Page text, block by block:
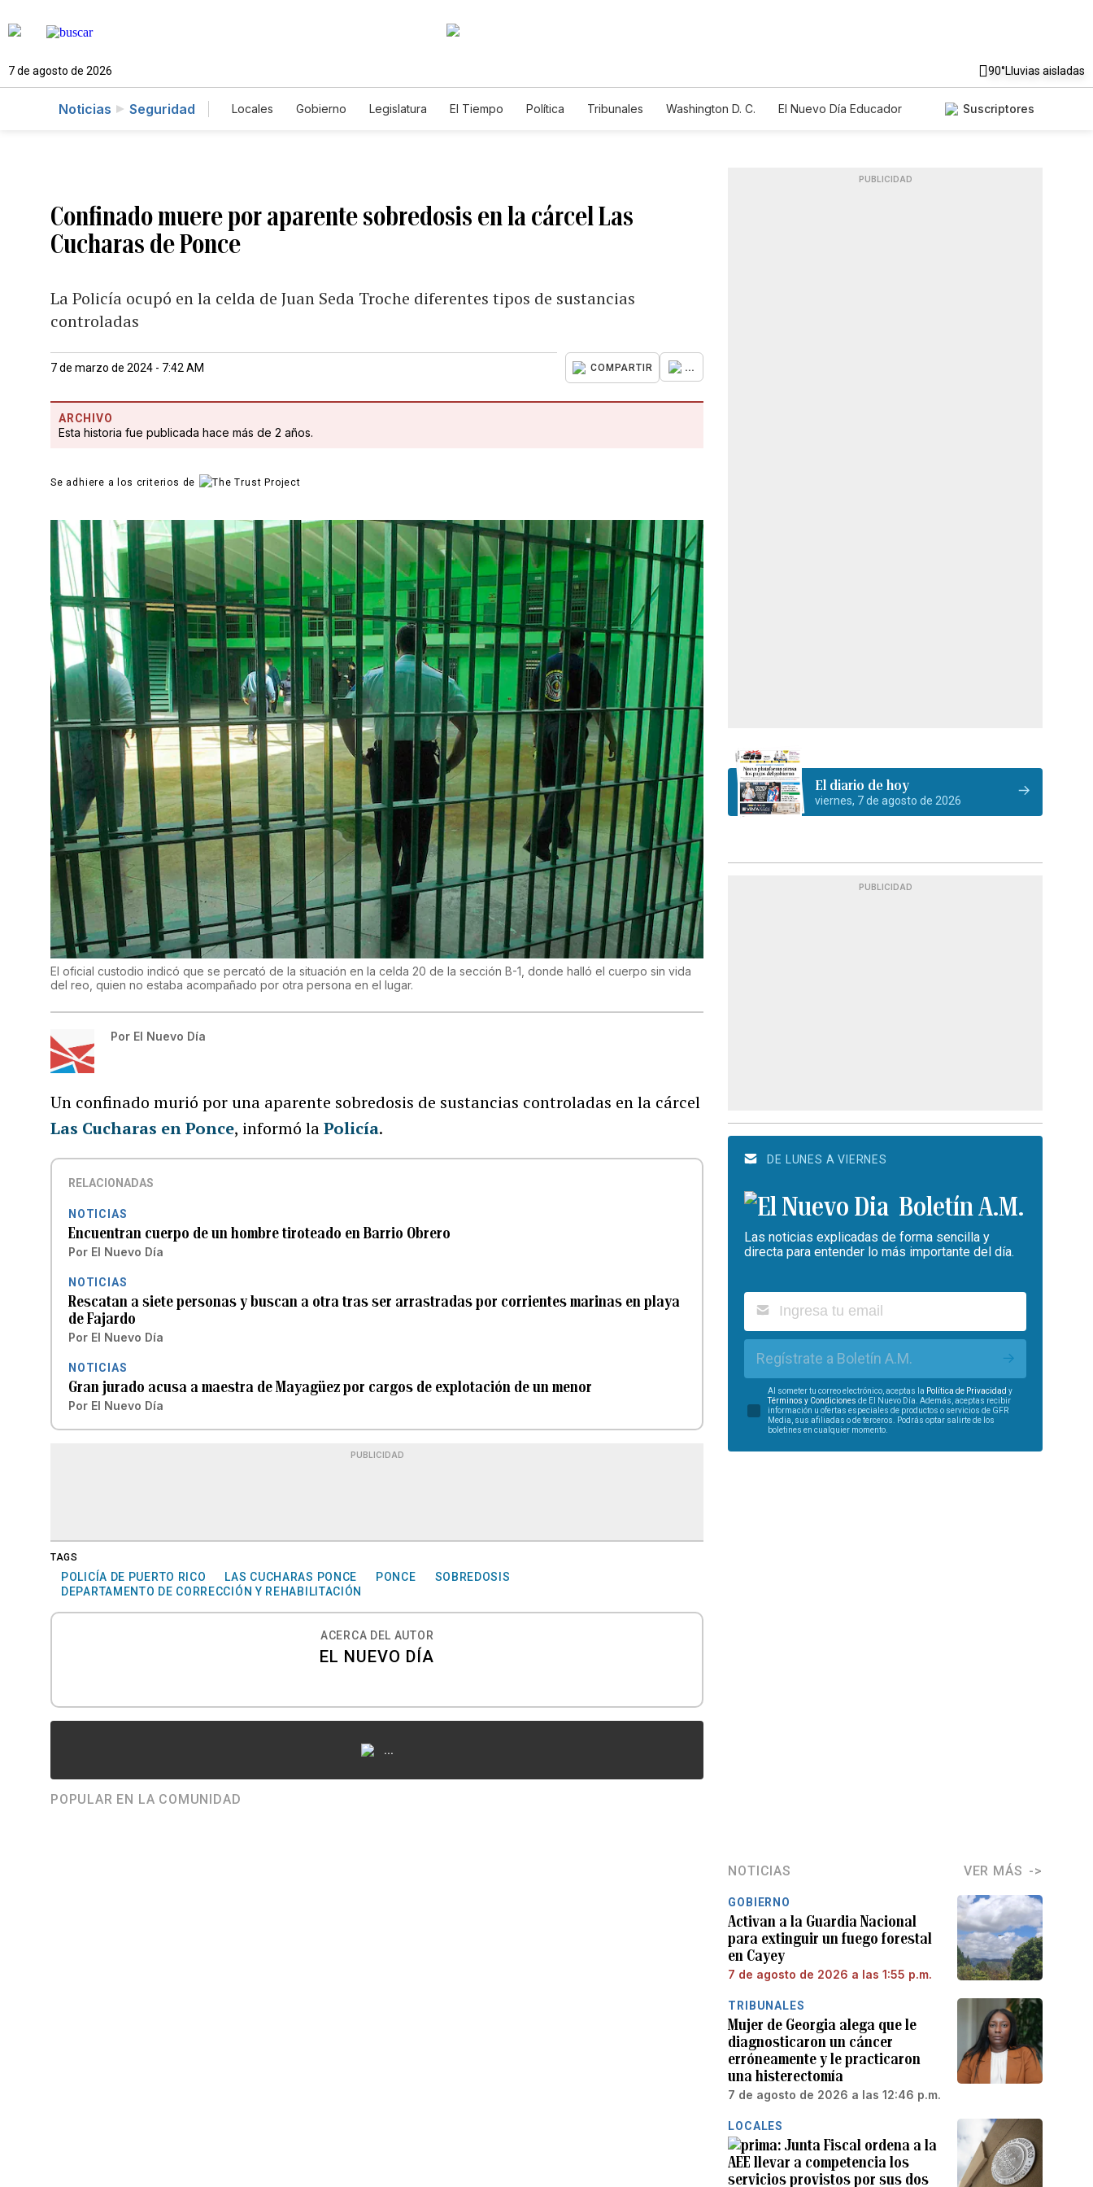
7 de agosto de 2026 90°Lluvias aisladas
Noticias Seguridad Locales Gobierno Legislatura El Tiempo Política Tribunales Washington D. C.
El Nuevo Día Educador
Suscriptores
Confinado muere por aparente sobredosis en la cárcel Las
Cucharas de Ponce
La Policía ocupó en la celda de Juan Seda Troche diferentes tipos de sustancias
controladas
7 de marzo de 2024 - 7:42 AM COMPARTIR ...
ARCHIVO
Esta historia fue publicada hace más de 2 años.
Se adhiere a los criterios de
El oficial custodio indicó que se percató de la situación en la celda 20 de la sección B-1, donde halló el cuerpo sin vida
del reo, quien no estaba acompañado por otra persona en el lugar.
Por El Nuevo Día
Un confinado murió por una aparente sobredosis de sustancias controladas en la cárcel
Las Cucharas en Ponce, informó laPolicía.
RELACIONADAS
NOTICIAS
Encuentran cuerpo de un hombre tiroteado en Barrio Obrero
Por El Nuevo Día
NOTICIAS
Rescatan a siete personas y buscan a otra tras ser arrastradas por corrientes marinas en playa
de Fajardo
Por El Nuevo Día
NOTICIAS
Gran jurado acusa a maestra de Mayagüez por cargos de explotación de un menor
Por El Nuevo Día
PUBLICIDAD
TAGS
POLICÍA DE PUERTO RICO LAS CUCHARAS PONCE PONCE
SOBREDOSIS
DEPARTAMENTO DE CORRECCIÓN Y REHABILITACIÓN
ACERCA DEL AUTOR
EL NUEVO DÍA
...
POPULAR EN LA COMUNIDAD
PUBLICIDAD
El diario de hoy
viernes, 7 de agosto de 2026
PUBLICIDAD
DE LUNES A VIERNES
Boletín A.M.
Las noticias explicadas de forma sencilla y
directa para entender lo más importante del día.
Regístrate a Boletín A.M.
Al someter tu correo electrónico, aceptas la Política de Privacidad y
Términos y Condiciones de El Nuevo Día. Además, aceptas recibir
información u ofertas especiales de productos o servicios de GFR
Media, sus afiliadas o de terceros. Podrás optar salirte de los
boletines en cualquier momento.
NOTICIAS VER MÁS
GOBIERNO
Activan a la Guardia Nacional
para extinguir un fuego forestal
en Cayey
7 de agosto de 2026 a las 1:55 p.m.
TRIBUNALES
Mujer de Georgia alega que le
diagnosticaron un cáncer
erróneamente y le practicaron
una histerectomía
7 de agosto de 2026 a las 12:46 p.m.
LOCALES
Junta Fiscal ordena a la
AEE llevar a competencia los
servicios provistos por sus dos